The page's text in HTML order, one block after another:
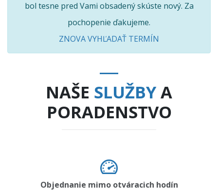
bol tesne pred Vami obsadený skúste nový. Za
pochopenie ďakujeme.
ZNOVA VYHĽADAŤ TERMÍN
NAŠE SLUŽBYA
PORADENSTVO
Objednanie mimo otváracich hodín